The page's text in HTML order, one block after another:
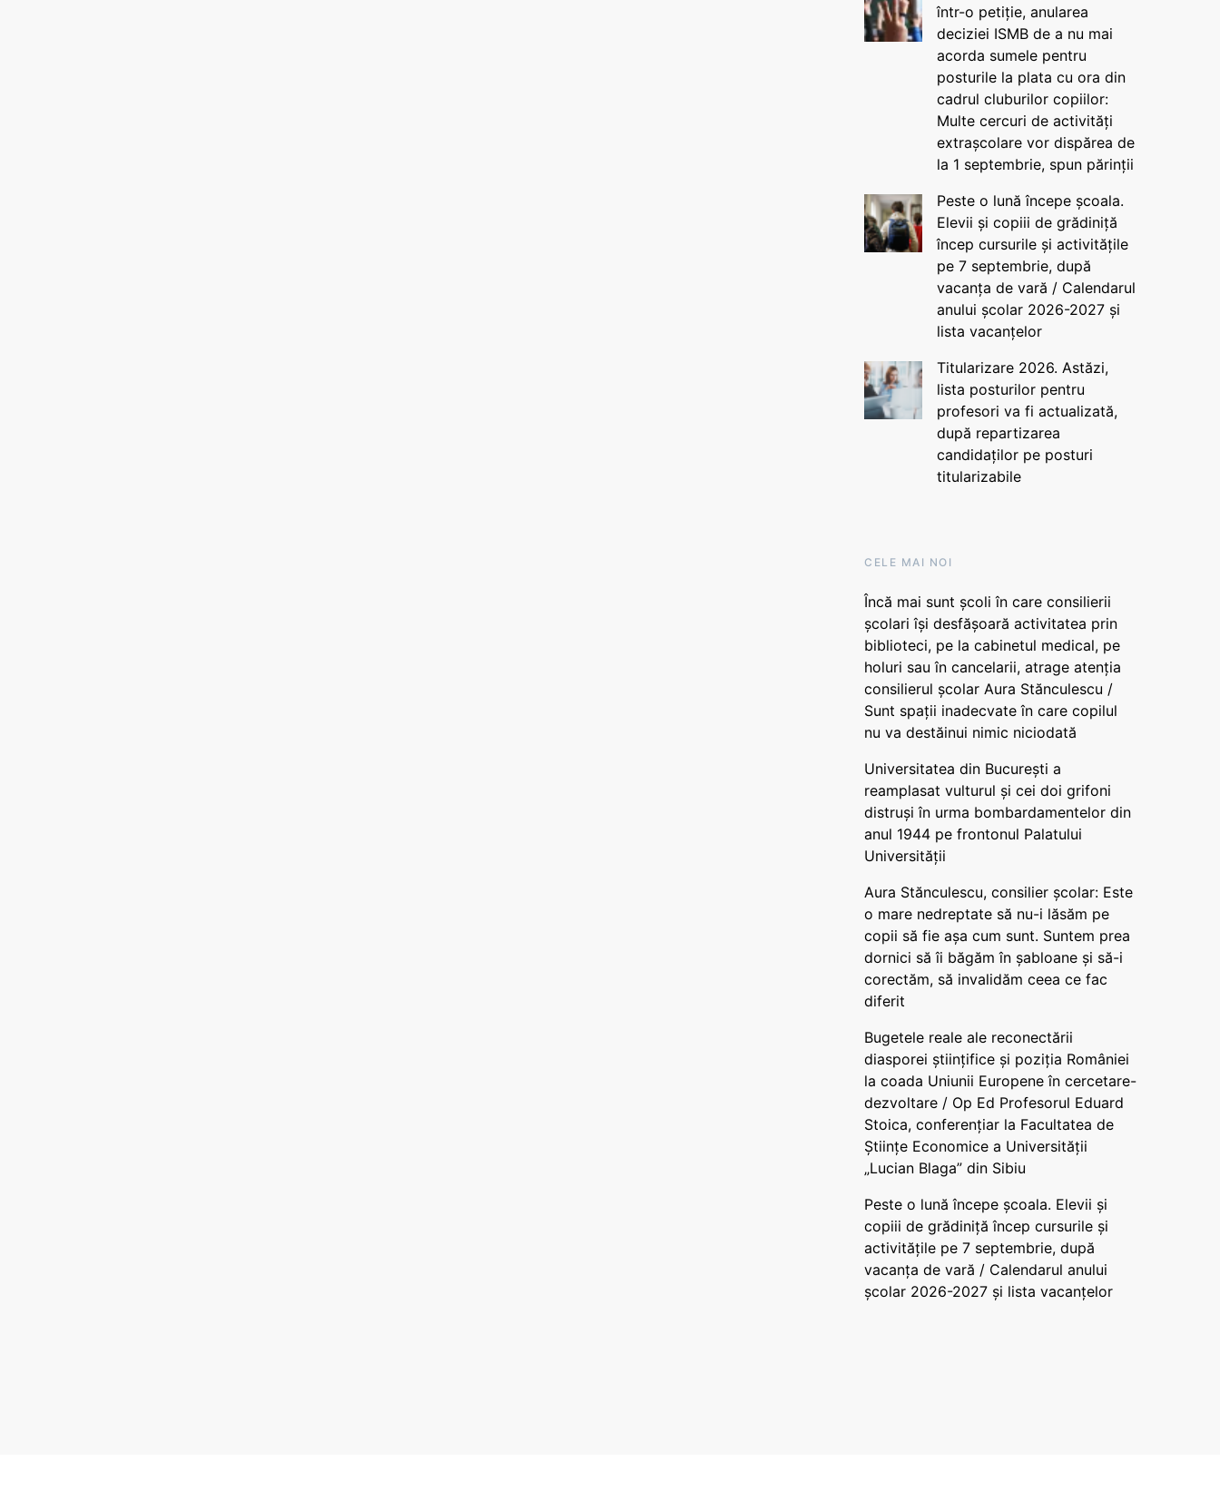
într-o petiție, anularea
deciziei ISMB de a nu mai
acorda sumele pentru
posturile la plata cu ora din
cadrul cluburilor copiilor:
Multe cercuri de activități
extrașcolare vor dispărea de
la 1 septembrie, spun părinții
Peste o lună începe școala.
Elevii și copiii de grădiniță
încep cursurile și activitățile
pe 7 septembrie, după
vacanța de vară / Calendarul
anului școlar 2026-2027 și
lista vacanțelor
Titularizare 2026. Astăzi,
lista posturilor pentru
profesori va fi actualizată,
după repartizarea
candidaților pe posturi
titularizabile
CELE MAI NOI
Încă mai sunt școli în care consilierii
școlari își desfășoară activitatea prin
biblioteci, pe la cabinetul medical, pe
holuri sau în cancelarii, atrage atenția
consilierul școlar Aura Stănculescu /
Sunt spații inadecvate în care copilul
nu va destăinui nimic niciodată
Universitatea din București a
reamplasat vulturul și cei doi grifoni
distruși în urma bombardamentelor din
anul 1944 pe frontonul Palatului
Universității
Aura Stănculescu, consilier școlar: Este
o mare nedreptate să nu-i lăsăm pe
copii să fie așa cum sunt. Suntem prea
dornici să îi băgăm în șabloane și să-i
corectăm, să invalidăm ceea ce fac
diferit
Bugetele reale ale reconectării
diasporei științifice și poziția României
la coada Uniunii Europene în cercetare-
dezvoltare / Op Ed Profesorul Eduard
Stoica, conferențiar la Facultatea de
Științe Economice a Universității
„Lucian Blaga” din Sibiu
Peste o lună începe școala. Elevii și
copiii de grădiniță încep cursurile și
activitățile pe 7 septembrie, după
vacanța de vară / Calendarul anului
școlar 2026-2027 și lista vacanțelor